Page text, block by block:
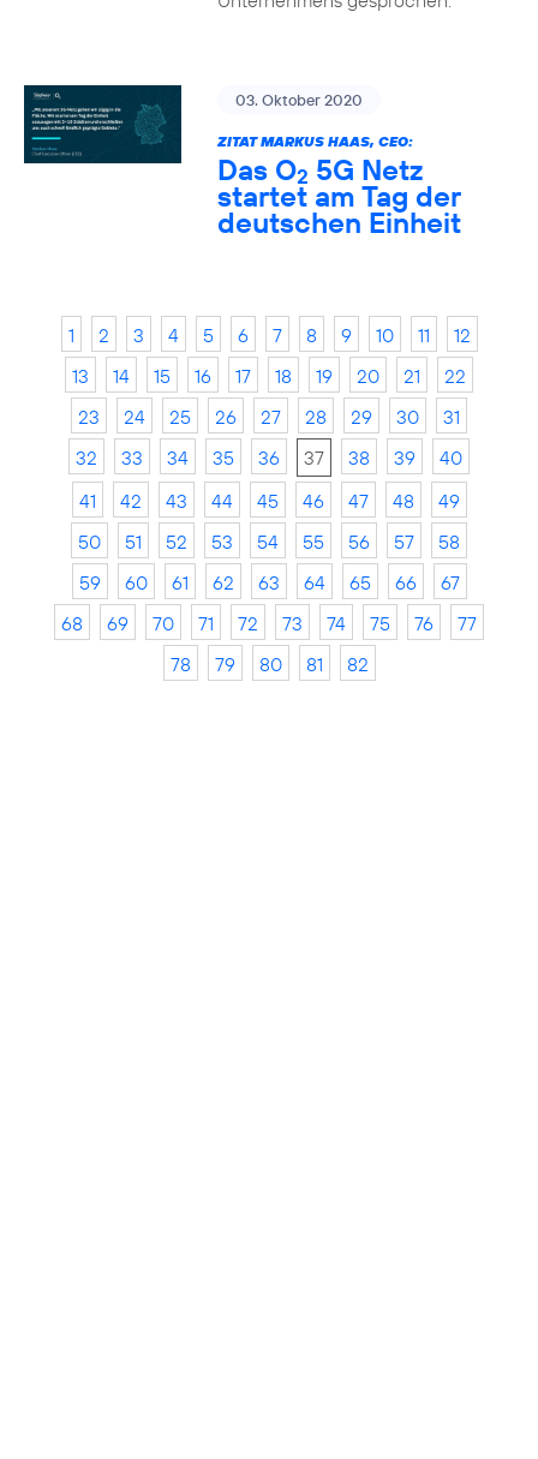
03. Oktober 2020
ZITAT MARKUS HAAS, CEO:
Das O2 5G Netz
startet am Tag der
deutschen Einheit
1 2 3 4 5 6 7 8 9 10 11
12
13
14 15 16 17 18 19 20 21
22
23
24 25 26 27 28 29 30
31
32
33 34 35 36 37 38 39
40
41
42 43 44 45 46 47 48
49
50
51 52 53 54 55 56 57
58
59
60 61 62 63 64 65 66
67
68
69 70 71 72 73 74 75 76
77
78
79 80 81 82